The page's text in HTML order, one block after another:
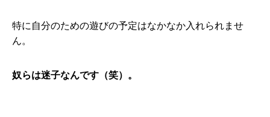
特に自分のための遊びの予定はなかなか入れられませ
ん。
奴らは迷子なんです（笑）。